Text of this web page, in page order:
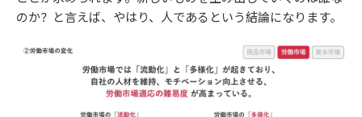
のか？と言えば、やはり、人であるという結論になります。